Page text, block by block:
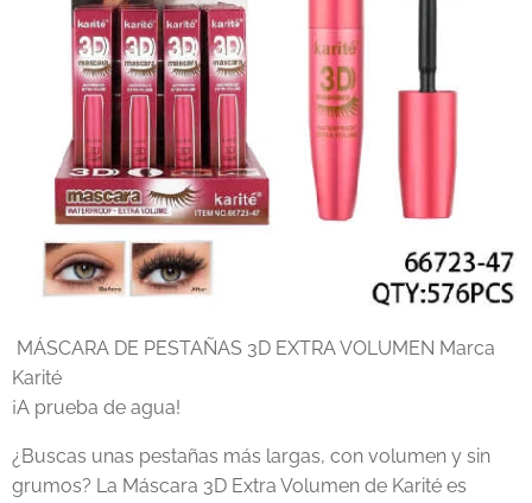
MÁSCARA DE PESTAÑAS 3D EXTRA VOLUMEN Marca
Karité
¡A prueba de agua!
¿Buscas unas pestañas más largas, con volumen y sin
grumos? La Máscara 3D Extra Volumen de Karité es